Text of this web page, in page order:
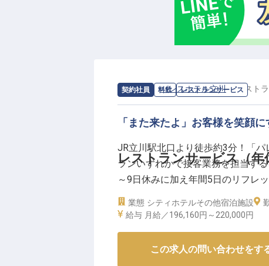
契約社員 料飲 レストランサービス
レストランサービス（
求人情報：パレスホテル立川のレスト
「また来たよ」お客様を笑顔
JR立川駅北口より徒歩約3分！「
ランいずれかで接客業務を担当す
～9日休みに加え年間5日のリフレ
験に合わせてできることからお任
環境のもと、パレスホテルのおも
【この企業・施設について】
業態 シティホテルその他宿泊施設
給与 月給／196,160円～ 220,000円
この求人の問い合わせをす